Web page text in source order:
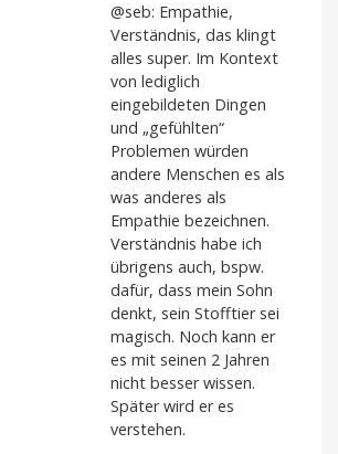
@seb: Empathie,
Verständnis, das klingt
alles super. Im Kontext
von lediglich
eingebildeten Dingen
und „gefühlten“
Problemen würden
andere Menschen es als
was anderes als
Empathie bezeichnen.
Verständnis habe ich
übrigens auch, bspw.
dafür, dass mein Sohn
denkt, sein Stofftier sei
magisch. Noch kann er
es mit seinen 2 Jahren
nicht besser wissen.
Später wird er es
verstehen.